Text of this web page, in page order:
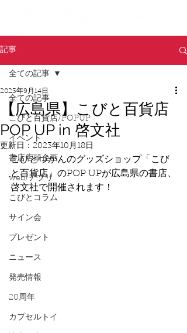
記事
全ての記事
こびと百貨店/POPUP
イベント
書店店頭企画
web/アプリ
こびとコラム
サイン会
プレゼント
ニュース
発売情報
20周年
カプセルトイ
全ての記事
【広島県】こびと百貨店
POP UP in 啓文社
2023年9月14日
更新日： 2023年10月18日
こびとづかんのグッズショップ「こび
と百貨店」のPOP UPが広島県の書店、
啓文社で開催されます！